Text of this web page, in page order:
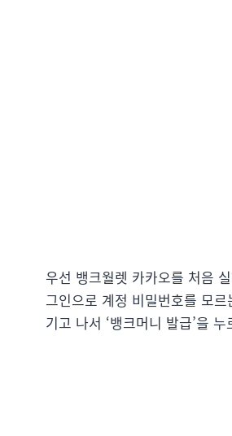
우선 뱅크월렛 카카오를 처음
그인으로 계정 비밀번호를 모
기고 나서 ‘뱅크머니 발급’을